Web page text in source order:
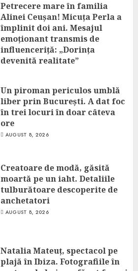
Petrecere mare în familia
Alinei Ceușan! Micuța Perla a
împlinit doi ani. Mesajul
emoționant transmis de
influenceriță: „Dorința
devenită realitate”
Un piroman periculos umblă
liber prin București. A dat foc
în trei locuri în doar câteva
ore
AUGUST 8, 2026
Creatoare de modă, găsită
moartă pe un iaht. Detaliile
tulburătoare descoperite de
anchetatori
AUGUST 8, 2026
Natalia Mateuț, spectacol pe
plajă în Ibiza. Fotografiile în